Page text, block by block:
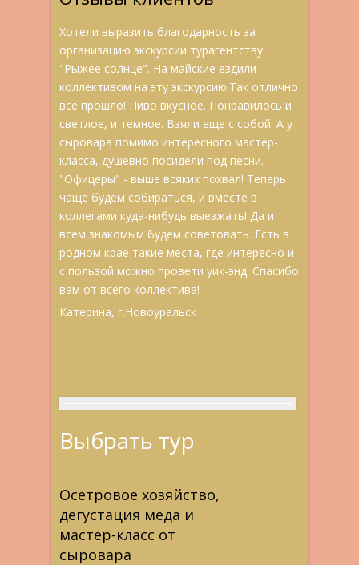
Хотели выразить благодарность за
организацию экскурсии турагентству
"Рыжее солнце". На майские ездили
коллективом на эту экскурсию.Так отлично
все прошло! Пиво вкусное. Понравилось и
светлое, и темное. Взяли еще с собой. А у
сыровара помимо интересного мастер-
класса, душевно посидели под песни.
"Офицеры" - выше всяких похвал! Теперь
чаще будем собираться, и вместе в
коллегами куда-нибудь выезжать! Да и
всем знакомым будем советовать. Есть в
родном крае такие места, где интересно и
с пользой можно провети уик-энд. Спасибо
вам от всего коллектива!
Катерина, г.Новоуральск
Выбрать тур
Осетровое хозяйство,
дегустация меда и
мастер-класс от
сыровара